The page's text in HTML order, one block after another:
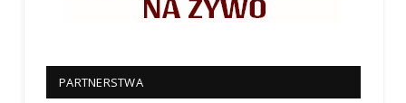
PARTNERSTWA